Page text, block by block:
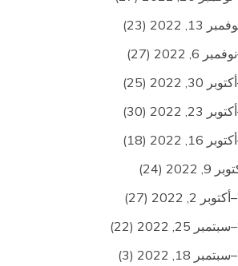
(23)
(27)
(25)
(30)
(18)
(24)
(27)
(22)
(3)